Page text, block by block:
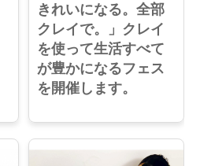
きれいになる。全部
クレイで。」クレイ
を使って生活すべて
が豊かになるフェス
を開催します。